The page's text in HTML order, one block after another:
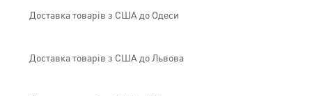
Доставка товарів з США до Одеси
Доставка товарів з США до Львова